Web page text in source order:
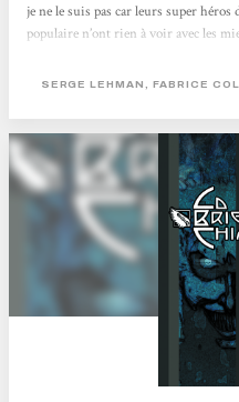
je ne le suis pas car leurs super
populaire n’ont rien à voir avec les
maintenant? presque tous en même
SERGE LEHMAN, FABRICE